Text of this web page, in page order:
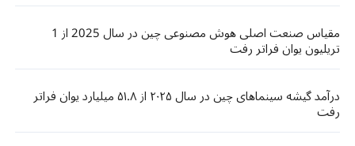
مقیاس صنعت اصلی هوش مصنوعی چین در سال 2025 از 1
تریلیون یوان فراتر رفت
درآمد گیشه سینماهای چین در سال ۲۰۲۵ از ۵۱.۸ میلیارد یوان فراتر
رفت